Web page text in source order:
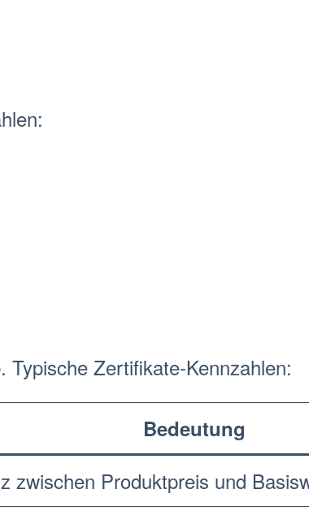
Typische Zertifikate-Kennzahlen:
Bedeutung
zwischen Produktpreis und